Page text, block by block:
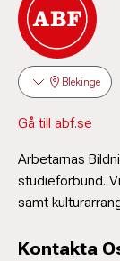
Blekinge
Gå till abf.se
Arbetarnas
studieförbund.
samt
Kontakta